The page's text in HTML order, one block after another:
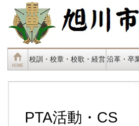
校訓・校章・校歌・経営 沿革・卒
PTA活動・CS